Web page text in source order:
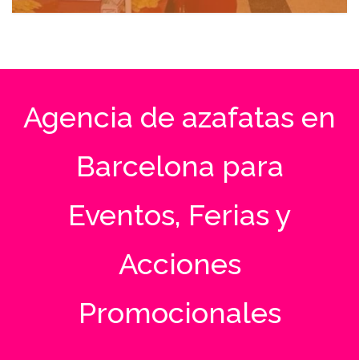
Agencia de azafatas en
Barcelona para
Eventos, Ferias y
Acciones
Promocionales